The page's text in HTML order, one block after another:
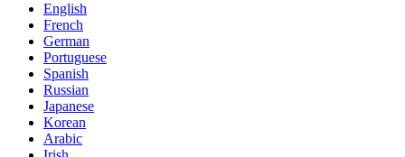
English
French
German
Portuguese
Spanish
Russian
Japanese
Korean
Arabic